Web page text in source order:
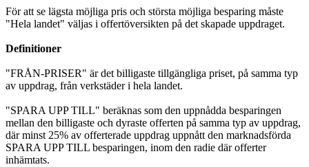
För att se lägsta möjliga pris och största möjliga besparing måste
"Hela landet" väljas i offertöversikten på det skapade uppdraget.
Definitioner
"FRÅN-PRISER" är det billigaste tillgängliga priset, på samma typ
av uppdrag, från verkstäder i hela landet.
"SPARA UPP TILL" beräknas som den uppnådda besparingen
mellan den billigaste och dyraste offerten på samma typ av uppdrag,
där minst 25% av offerterade uppdrag uppnått den marknadsförda
SPARA UPP TILL besparingen, inom den radie där offerter
inhämtats.